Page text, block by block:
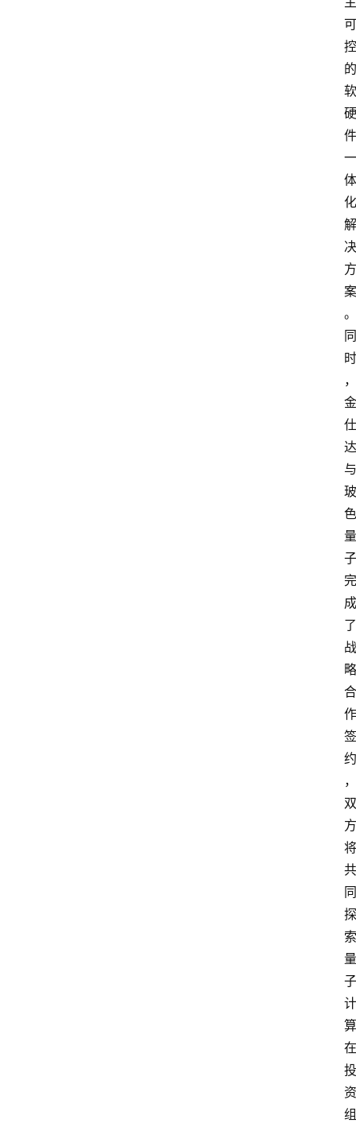
可
控
的
软
硬
件
一
体
化
解
决
方
案
。
同
时
，
金
仕
达
与
玻
色
量
子
完
成
了
战
略
合
作
签
约
，
双
方
将
共
同
探
索
量
子
计
算
在
投
资
组